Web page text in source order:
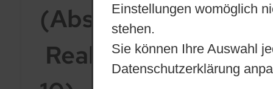
Einstellungen womöglich
stehen.
Sie können Ihre Auswahl
Datenschutzerklärung
(Abschluss Klasse